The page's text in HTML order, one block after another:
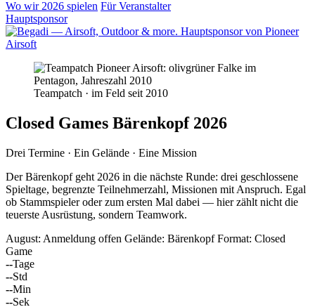
Wo wir 2026 spielen Für Veranstalter
Hauptsponsor
Teampatch · im Feld seit 2010
Closed Games Bärenkopf 2026
Drei Termine · Ein Gelände · Eine Mission
Der Bärenkopf geht 2026 in die nächste Runde: drei geschlossene
Spieltage, begrenzte Teilnehmerzahl, Missionen mit Anspruch. Egal
ob Stammspieler oder zum ersten Mal dabei — hier zählt nicht die
teuerste Ausrüstung, sondern Teamwork.
August: Anmeldung offen Gelände: Bärenkopf Format: Closed
Game
--Tage
--Std
--Min
--Sek